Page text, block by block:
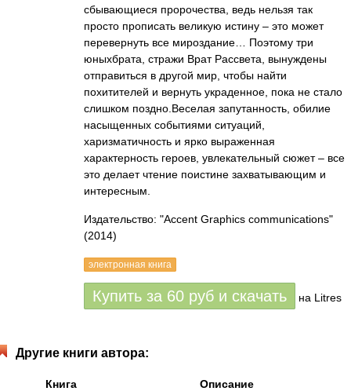
сбывающиеся пророчества, ведь нельзя так
просто прописать великую истину – это может
перевернуть все мироздание… Поэтому три
юныхбрата, стражи Врат Рассвета, вынуждены
отправиться в другой мир, чтобы найти
похитителей и вернуть украденное, пока не стало
слишком поздно.Веселая запутанность, обилие
насыщенных событиями ситуаций,
харизматичность и ярко выраженная
характерность героев, увлекательный сюжет – все
это делает чтение поистине захватывающим и
интересным.
Издательство: "Accent Graphics communications"
(2014)
электронная книга
Купить за 60 руб и скачать на Litres
Другие книги автора:
Книга
Описание